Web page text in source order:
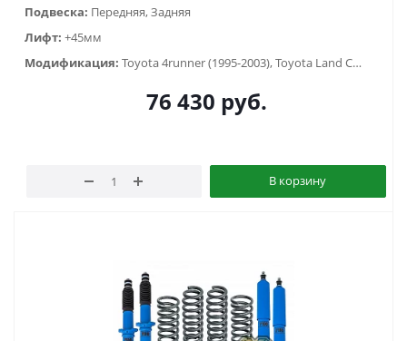
Подвеска: Передняя, Задняя
Лифт: +45мм
Модификация:
Toyota 4runner (1995-2003), Toyota Land Cruiser Prado 90/95 (1996-2002)
76 430 руб.
В корзину